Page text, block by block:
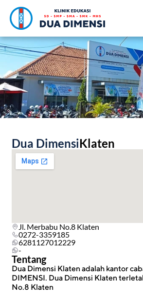
Dua DimensiKlaten
Jl. Merbabu No.8 Klaten
0272-3359185
6281127012229
-
Tentang
Dua Dimensi Klaten adalah kantor
DIMENSI. Dua Dimensi Klaten
No.8 Klaten